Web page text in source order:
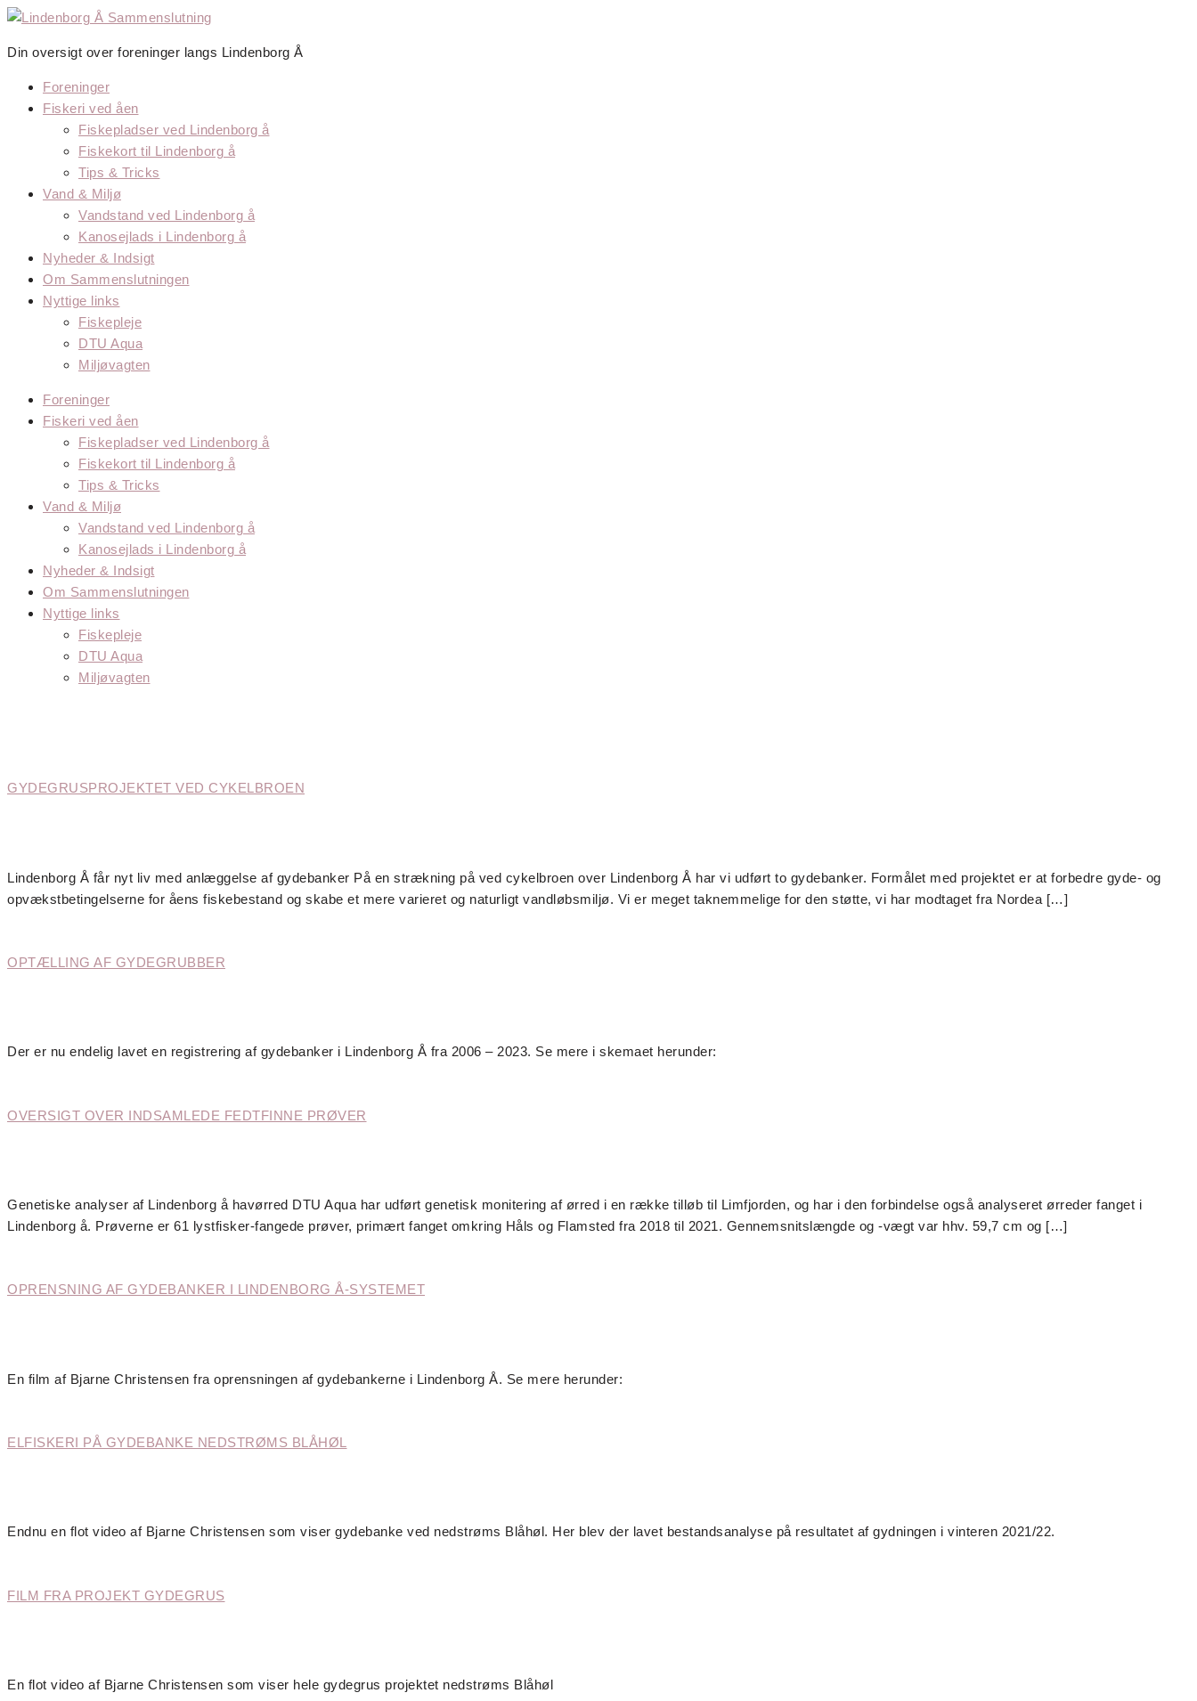
Videre
indhold
Din oversigt over foreninger langs Lindenborg Å
Foreninger
Fiskeri ved åen
Fiskepladser ved Lindenborg å
Fiskekort til Lindenborg å
Tips & Tricks
Vand & Miljø
Vandstand ved Lindenborg å
Kanosejlads i Lindenborg å
Nyheder & Indsigt
Om Sammenslutningen
Nyttige links
Fiskepleje
DTU Aqua
Miljøvagten
Menu
Foreninger
Fiskeri ved åen
Fiskepladser ved Lindenborg å
Fiskekort til Lindenborg å
Tips & Tricks
Vand & Miljø
Vandstand ved Lindenborg å
Kanosejlads i Lindenborg å
Nyheder & Indsigt
Om Sammenslutningen
Nyttige links
Fiskepleje
DTU Aqua
Miljøvagten
GYDEGRUSPROJEKTET VED CYKELBROEN
Lindenborg Å får nyt liv med anlæggelse af gydebanker På en strækning på ved cykelbroen over Lindenborg Å har vi udført to gydebanker. Formålet med projektet er at forbedre gyde- og
opvækstbetingelserne for åens fiskebestand og skabe et mere varieret og naturligt vandløbsmiljø. Vi er meget taknemmelige for den støtte, vi har modtaget fra Nordea […]
OPTÆLLING AF GYDEGRUBBER
Der er nu endelig lavet en registrering af gydebanker i Lindenborg Å fra 2006 – 2023. Se mere i skemaet herunder:
OVERSIGT OVER INDSAMLEDE FEDTFINNE PRØVER
Genetiske analyser af Lindenborg å havørred DTU Aqua har udført genetisk monitering af ørred i en række tilløb til Limfjorden, og har i den forbindelse også analyseret ørreder fanget i
Lindenborg å. Prøverne er 61 lystfisker-fangede prøver, primært fanget omkring Håls og Flamsted fra 2018 til 2021. Gennemsnitslængde og -vægt var hhv. 59,7 cm og […]
OPRENSNING AF GYDEBANKER I LINDENBORG Å-SYSTEMET
En film af Bjarne Christensen fra oprensningen af gydebankerne i Lindenborg Å. Se mere herunder:
ELFISKERI PÅ GYDEBANKE NEDSTRØMS BLÅHØL
Endnu en flot video af Bjarne Christensen som viser gydebanke ved nedstrøms Blåhøl. Her blev der lavet bestandsanalyse på resultatet af gydningen i vinteren 2021/22.
FILM FRA PROJEKT GYDEGRUS
En flot video af Bjarne Christensen som viser hele gydegrus projektet nedstrøms Blåhøl